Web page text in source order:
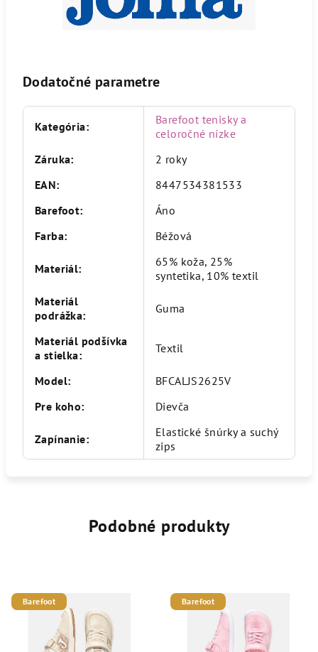
Dodatočné parametre
Kategória:
Barefoot tenisky a
celoročné nízke
Záruka:
2 roky
EAN:
8447534381533
Barefoot:
Áno
Farba: Béžová
Materiál:
65% koža, 25%
syntetika, 10% textil
Materiál
podrážka: Guma
Materiál podšívka
a stielka: Textil
Model:
BFCALJS2625V
Pre koho: Dievča
Zapínanie:
Elastické šnúrky a suchý
zips
Podobné produkty
Barefoot Barefoot